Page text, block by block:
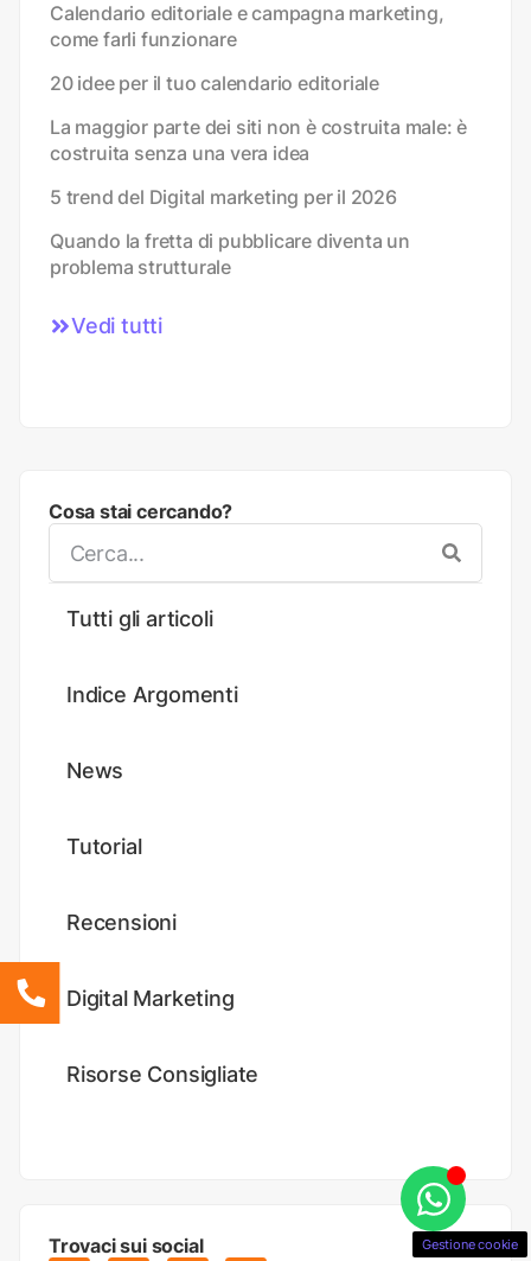
Calendario editoriale e campagna marketing,
come farli funzionare
20 idee per il tuo calendario editoriale
La maggior parte dei siti non è costruita male: è
costruita senza una vera idea
5 trend del Digital marketing per il 2026
Quando la fretta di pubblicare diventa un
problema strutturale
Vedi tutti
Cosa stai cercando?
Tutti gli articoli
Indice Argomenti
News
Tutorial
Recensioni
Digital Marketing
Risorse Consigliate
Trovaci sui social Gestione cookie